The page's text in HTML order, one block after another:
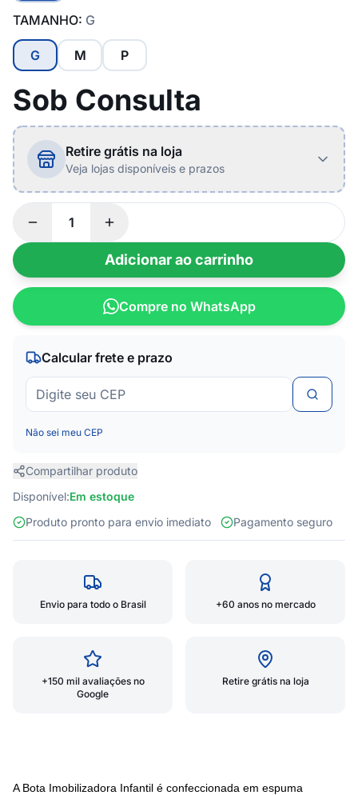
TAMANHO: G
G M P
Sob Consulta
Retire grátis na loja
Veja lojas disponíveis e prazos
Adicionar ao carrinho
Compre no WhatsApp
Calcular frete e prazo
Não sei meu CEP
Compartilhar produto
Disponível:Em estoque
Produto pronto para envio imediato
Pagamento seguro
Envio para todo o Brasil +60 anos no mercado
+150 mil avaliações no
Google
Retire grátis na loja
A Bota Imobilizadora Infantil é confeccionada em espuma